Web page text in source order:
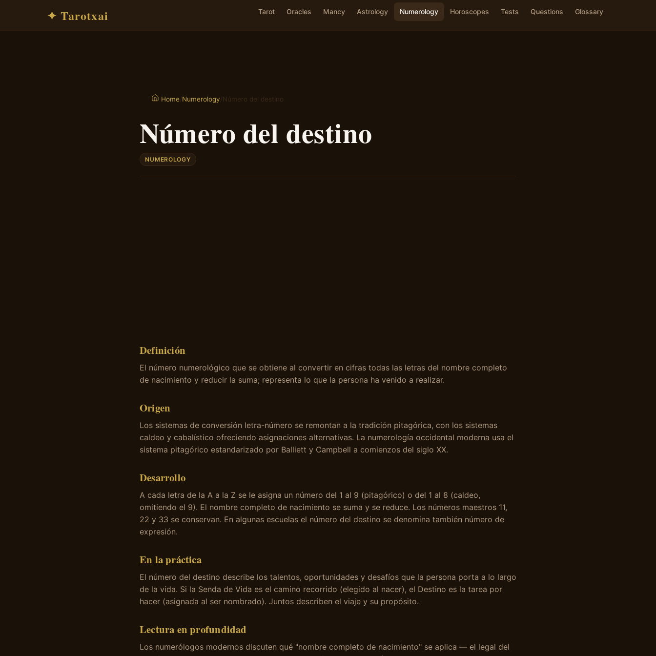
✦ Tarotxai Tarot Oracles Mancy Astrology Numerology Horoscopes Tests Questions Glossary
Home/Numerology/Número del destino
Número del destino
NUMEROLOGY
Definición
El número numerológico que se obtiene al convertir en cifras todas las letras del nombre completo
de nacimiento y reducir la suma; representa lo que la persona ha venido a realizar.
Origen
Los sistemas de conversión letra-número se remontan a la tradición pitagórica, con los sistemas
caldeo y cabalístico ofreciendo asignaciones alternativas. La numerología occidental moderna usa el
sistema pitagórico estandarizado por Balliett y Campbell a comienzos del siglo XX.
Desarrollo
A cada letra de la A a la Z se le asigna un número del 1 al 9 (pitagórico) o del 1 al 8 (caldeo,
omitiendo el 9). El nombre completo de nacimiento se suma y se reduce. Los números maestros 11,
22 y 33 se conservan. En algunas escuelas el número del destino se denomina también número de
expresión.
En la práctica
El número del destino describe los talentos, oportunidades y desafíos que la persona porta a lo largo
de la vida. Si la Senda de Vida es el camino recorrido (elegido al nacer), el Destino es la tarea por
hacer (asignada al ser nombrado). Juntos describen el viaje y su propósito.
Lectura en profundidad
Los numerólogos modernos discuten qué "nombre completo de nacimiento" se aplica — el legal del